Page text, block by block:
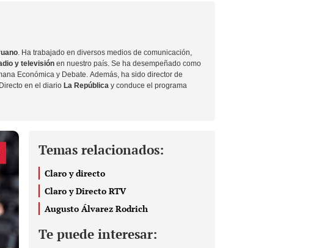
. Ha trabajado en diversos medios de comunicación,
y televisión en nuestro país. Se ha desempeñado como
Económica y Debate. Además, ha sido director de
en el diario La República y conduce el programa
Temas relacionados:
Claro y directo
Claro y Directo RTV
Augusto Álvarez Rodrich
Te puede interesar: